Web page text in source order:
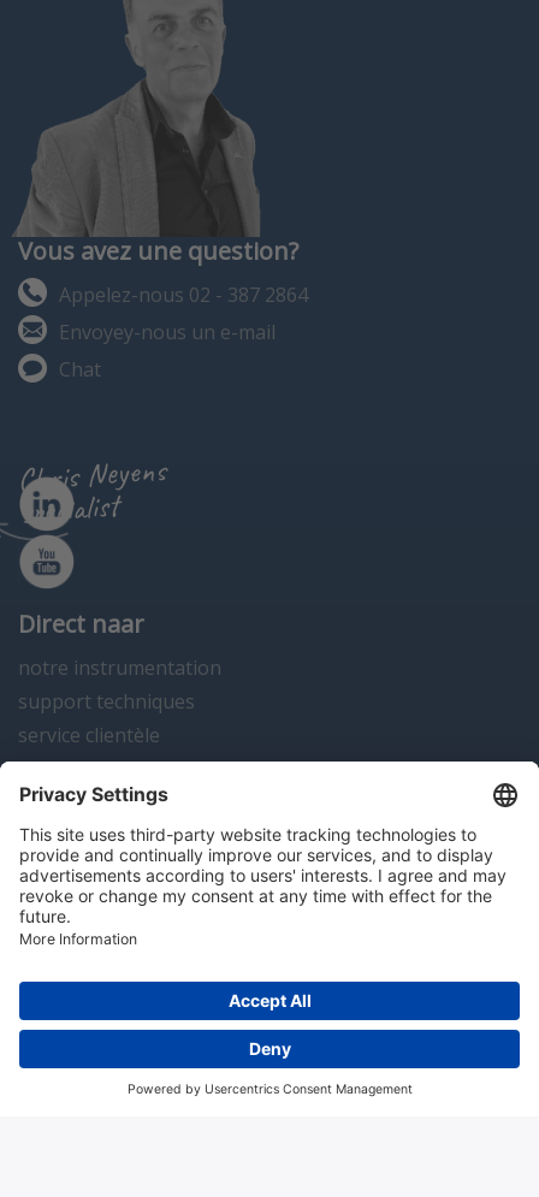
Vous avez une question?
Appelez-nous 02 - 387 2864
Envoyey-nous un e-mail
Chat
Chris Neyens
specialist
Direct naar
notre instrumentation
support techniques
service clientèle
actualités
contact
Algemene voorwaarden Disclaimer
Colofon
Copyright; 2026 Hitma B.V.. Tous droits réservés.